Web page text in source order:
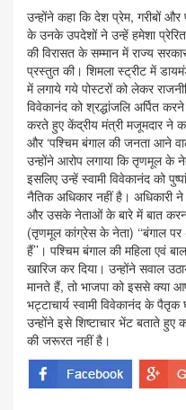
उन्होंने कहा कि देश प्रेम, गरीबों और
के उनके उपदेशों ने उन्हें हमेशा
की विरासत के सम्मान में राज्य
प्रस्तुत की। शिमला स्ट्रीट में
में लगाये गये पोस्टरों को लेकर
विवेकानंद को श्रद्धांजलि अर्पित
करते हुए केंद्रीय मंत्री मजूमदार ने
और ‘पश्चिम बंगाल की जनता आने
उन्होंने आरोप लगाया कि तृणमूल के
इसलिए उन्हें स्वामी विवेकानंद को
नैतिक अधिकार नहीं है।
और उसके नेताओं के बारे में बात
(तृणमूल कांग्रेस के नेता) ‘‘बंगाल
हैं’’। पश्चिम बंगाल की महिला एवं
खारिज कर दिया। उन्होंने सवाल
मानते हैं, तो भाजपा को इससे क्या
भट्टाचार्य स्वामी विवेकानंद के
उन्होंने इसे शिष्टाचार भेंट बताते हुए
की जरूरत नहीं है।